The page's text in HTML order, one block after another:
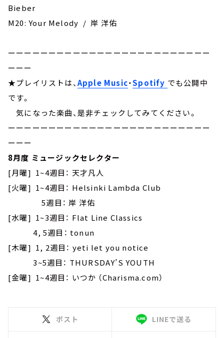
Bieber
M20: Your Melody / 岸 洋佑
ーーーーーーーーーーーーーーーーーーーーーーーーー
ーーー
★プレイリストは、Apple Music・Spotify でも公開中
です。
気になった楽曲、是非チェックしてみてください。
ーーーーーーーーーーーーーーーーーーーーーーーーー
ーーー
8月度 ミュージックセレクター
[月曜] 1~4週目： 天才凡人
[火曜] 1~4週目： Helsinki Lambda Club
5週目： 岸 洋佑
[水曜] 1~3週目： Flat Line Classics
4, 5週目： tonun
[木曜] 1, 2週目： yeti let you notice
3~5週目： THURSDAY’S YOUTH
[金曜] 1~4週目： いつか （Charisma.com）
ポスト LINEで送る